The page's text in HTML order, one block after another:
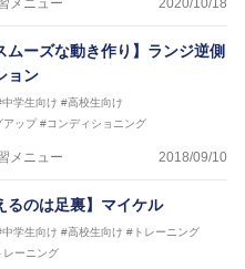
メニュー 2020/10/18
ムーズな動き作り】ランジ逆側
ョン
中学生向け #高校生向け
アップ #コンディショニング
メニュー 2018/09/10
るのは足裏】マイケル
中学生向け #高校生向け #トレーニング
レーニング